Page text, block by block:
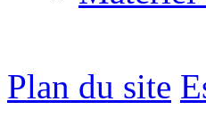
Plan du site